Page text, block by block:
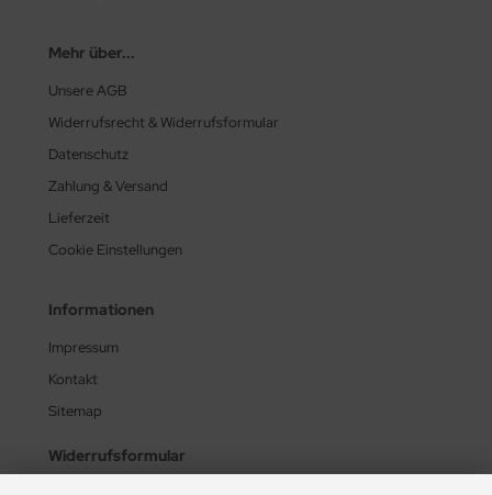
Mehr über...
Unsere AGB
Widerrufsrecht & Widerrufsformular
Datenschutz
Zahlung & Versand
Lieferzeit
Cookie Einstellungen
Informationen
Impressum
Kontakt
Sitemap
Widerrufsformular